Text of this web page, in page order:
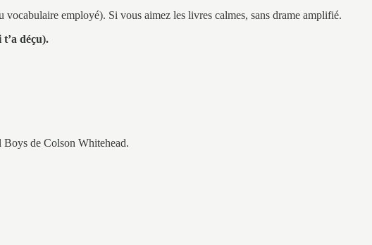
employé). Si vous aimez les livres calmes, sans drame amplifié.
déçu).
Boys de Colson Whitehead.